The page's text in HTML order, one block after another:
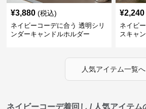
¥3,880 (税込)
ネイビーコーデに合う 透明シリ
ンダーキャンドルホルダー
¥2,240
ネイビ
スキャ
人気アイテム一覧へ
ネイビーコーデ着回し / 人気アイテム